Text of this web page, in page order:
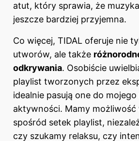
atut, który sprawia, że
jeszcze bardziej przyjemna.
Co więcej, TIDAL oferuje nie
utworów, ale także
odkrywania. Osobiście
playlist tworzonych przez
idealnie pasują one do
aktywności. Mamy możliwość
spośród setek playlist,
czy szukamy relaksu, czy